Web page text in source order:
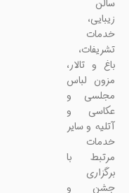
سالن
زیبایی،
خدمات
تشریفات،
باغ و تالار،
مزون لباس
مجلسی و
عکاسی و
آتلیه و سایر
خدمات
مرتبط با
برگزاری
جشن و